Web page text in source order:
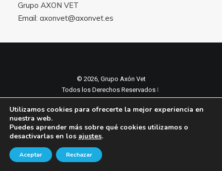
Grupo AXON VET
Email: axonvet@axonvet.es
© 2026, Grupo Axón Vet
Todos los Derechos Reservados ǀ
Política de cookies
Utilizamos cookies para ofrecerte la mejor experiencia en
nuestra web.
Puedes aprender más sobre qué cookies utilizamos o
desactivarlas en los ajustes.
Aceptar Rechazar